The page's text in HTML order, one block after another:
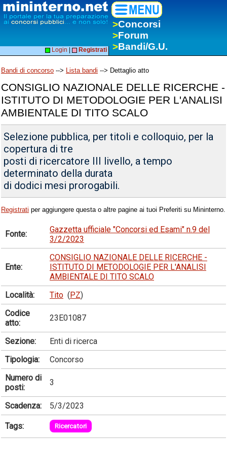
>Concorsi
>Forum
>Bandi/G.U.
Login Registrati
Bandi di concorso --> Lista bandi --> Dettaglio atto
CONSIGLIO NAZIONALE DELLE RICERCHE -
ISTITUTO DI METODOLOGIE PER L'ANALISI
AMBIENTALE DI TITO SCALO
Selezione pubblica, per titoli e colloquio, per la
copertura di tre
posti di ricercatore III livello, a tempo
determinato della durata
di dodici mesi prorogabili.
Registrati per aggiungere questa o altre pagine ai tuoi Preferiti su Mininterno.
Fonte:
Gazzetta ufficiale "Concorsi ed Esami" n.9 del
3/2/2023
Ente:
CONSIGLIO NAZIONALE DELLE RICERCHE -
ISTITUTO DI METODOLOGIE PER L'ANALISI
AMBIENTALE DI TITO SCALO
Località:
Tito (PZ)
Codice
atto:
23E01087
Sezione:
Enti di ricerca
Tipologia:
Concorso
Numero di
posti:
3
Scadenza: 5/3/2023
Tags: Ricercatori